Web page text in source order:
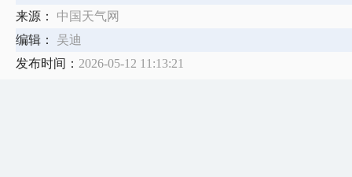
来源：
中国天气网
编辑：
吴迪
发布时间： 2026-05-12 11:13:21